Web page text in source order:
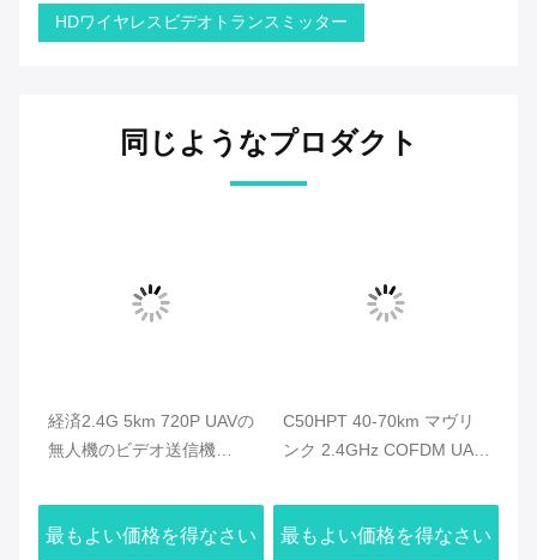
HDワイヤレスビデオトランスミッター
同じようなプロダクト
経済2.4G 5km 720P UAVの
無人機のビデオ送信機
パートのデータ・リンク
最もよい価格を得なさい
C50HPT 40-70km マヴリ
ンク 2.4GHz COFDM UAV
長距離 UP/Downlink
最もよい価格を得なさい